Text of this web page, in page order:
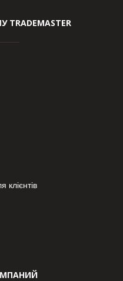
клієнтів